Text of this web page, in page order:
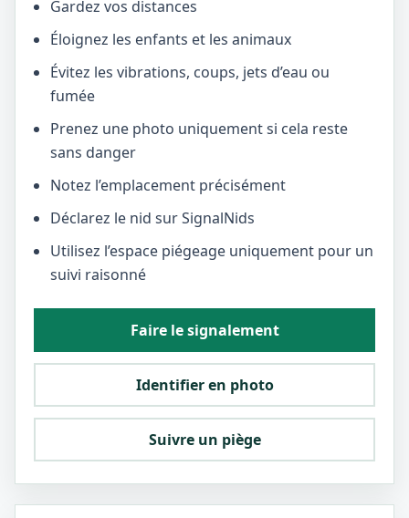
Gardez vos distances
Éloignez les enfants et les animaux
Évitez les vibrations, coups, jets d’eau ou
fumée
Prenez une photo uniquement si cela reste
sans danger
Notez l’emplacement précisément
Déclarez le nid sur SignalNids
Utilisez l’espace piégeage uniquement pour un
suivi raisonné
Faire le signalement
Identifier en photo
Suivre un piège